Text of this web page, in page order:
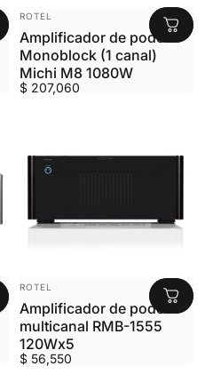
MARCA:
ROTEL
Amplificador de poder
Monoblock (1 canal)
Michi M8 1080W
$ 207,060
MARCA:
ROTEL
Amplificador de poder
multicanal RMB-1555
120Wx5
$ 56,550